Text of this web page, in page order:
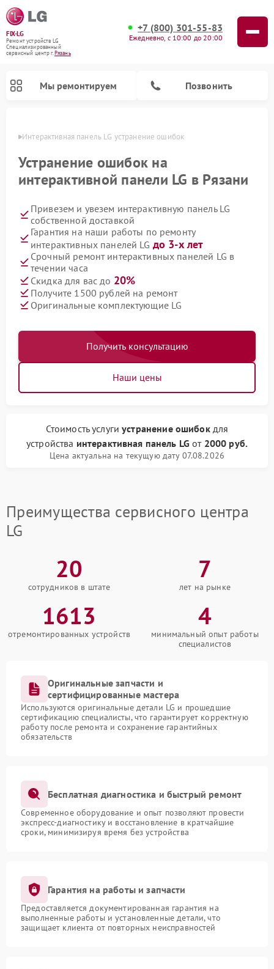
FIX-LG
Ремонт устройств LG
Специализированный
cервисный центр г.Рязань
+7 (800) 301-55-83
Ежедневно, с 10:00 до 20:00
Мы ремонтируем Позвонить
Интерактивная панель LG устранение ошибок
Устранение ошибок на
интерактивной панели LG в Рязани
Привезем и увезем интерактивную панель LG
собственной доставкой
Гарантия на наши работы по ремонту
интерактивных панелей LG до 3-х лет
Срочный ремонт интерактивных панелей LG в
течении часа
Скидка для вас до 20%
Получите 1500 рублей на ремонт
Оригинальные комплектующие LG
Получить консультацию
Наши цены
Стоимость услугиустранение ошибокдля
устройства интерактивная панель LG от 2000 руб.
Цена актуальна на текущую дату 07.08.2026
Преимущества сервисного центра
LG
20
сотрудников в штате
7
лет на рынке
1613
отремонтированных устройств
4
минимальный опыт работы
специалистов
Оригинальные запчасти и
сертифицированные мастера
Используются оригинальные детали LG и прошедшие
сертификацию специалисты, что гарантирует корректную
работу после ремонта и сохранение гарантийных
обязательств
Бесплатная диагностика и быстрый ремонт
Современное оборудование и опыт позволяют провести
экспресс-диагностику и восстановление в кратчайшие
сроки, минимизируя время без устройства
Гарантия на работы и запчасти
Предоставляется документированная гарантия на
выполненные работы и установленные детали, что
защищает клиента от повторных неисправностей